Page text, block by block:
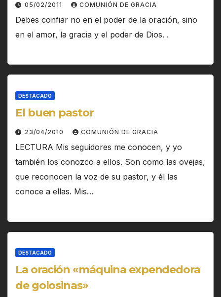
05/02/2011 COMUNIÓN DE GRACIA
Debes confiar no en el poder de la oración, sino
en el amor, la gracia y el poder de Dios. .
DESTACADO
El buen pastor
23/04/2010 COMUNIÓN DE GRACIA
LECTURA Mis seguidores me conocen, y yo
también los conozco a ellos. Son como las ovejas,
que reconocen la voz de su pastor, y él las
conoce a ellas. Mis…
DESTACADO
La oración «máquina expendedora
de golosinas»